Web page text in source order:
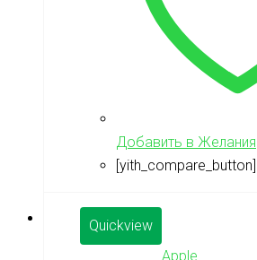
Добавить в Желания
[yith_compare_button]
Quickview
Apple